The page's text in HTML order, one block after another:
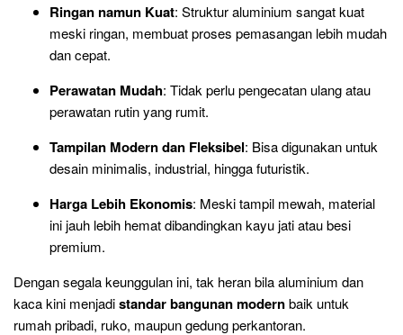
Ringan namun Kuat: Struktur aluminium sangat kuat
meski ringan, membuat proses pemasangan lebih mudah
dan cepat.
Perawatan Mudah: Tidak perlu pengecatan ulang atau
perawatan rutin yang rumit.
Tampilan Modern dan Fleksibel: Bisa digunakan untuk
desain minimalis, industrial, hingga futuristik.
Harga Lebih Ekonomis: Meski tampil mewah, material
ini jauh lebih hemat dibandingkan kayu jati atau besi
premium.
Dengan segala keunggulan ini, tak heran bila aluminium dan
kaca kini menjadistandar bangunan modernbaik untuk
rumah pribadi, ruko, maupun gedung perkantoran.